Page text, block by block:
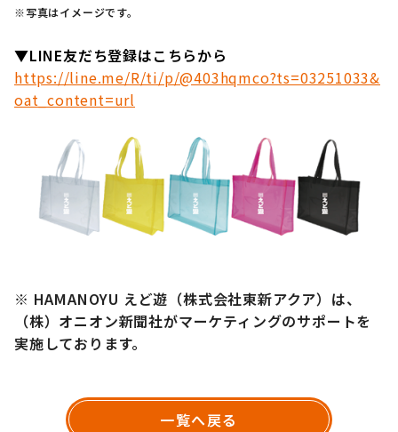
※写真はイメージです。
▼LINE友だち登録はこちらから
https://line.me/R/ti/p/@403hqmco?ts=03251033&
oat_content=url
※ HAMANOYU えど遊（株式会社東新アクア）は、
（株）オニオン新聞社がマーケティングのサポートを
実施しております。
一覧へ戻る